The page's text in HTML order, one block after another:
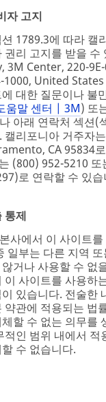
자 고지
1789.3에 따라 캘
리 고지를 받을 수
3M Center, 220-
United
대한 질문이나 불
움말 센터 | 3M) 또
아래 연락처 섹션(
캘리포니아 거주자
CA 95834
(800) 952-5210 또
로 연락할 수 있습
통제
사에서 이 사이트
일부는 다른 지역
거나 사용할 수 없
이 사이트를 사용하
있습니다. 전술한
약관에 적용되는 법
할 수 없는 의무를
적인 범위 내에서 적
수 없습니다.